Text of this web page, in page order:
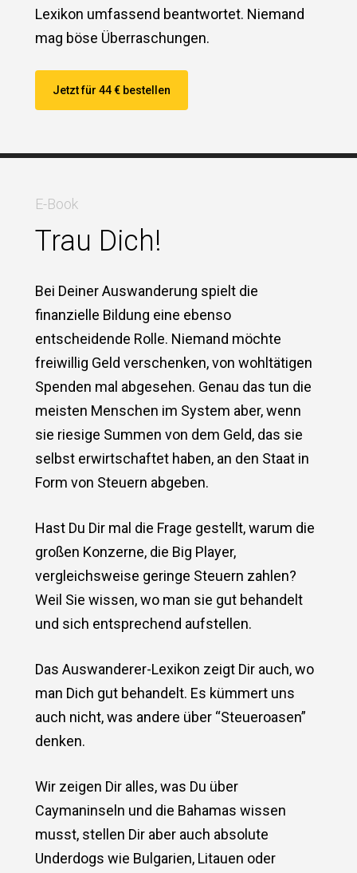
Lexikon umfassend beantwortet. Niemand
mag böse Überraschungen.
Jetzt für 44 € bestellen
E-Book
Trau Dich!
Bei Deiner Auswanderung spielt die
finanzielle Bildung eine ebenso
entscheidende Rolle. Niemand möchte
freiwillig Geld verschenken, von wohltätigen
Spenden mal abgesehen. Genau das tun die
meisten Menschen im System aber, wenn
sie riesige Summen von dem Geld, das sie
selbst erwirtschaftet haben, an den Staat in
Form von Steuern abgeben.
Hast Du Dir mal die Frage gestellt, warum die
großen Konzerne, die Big Player,
vergleichsweise geringe Steuern zahlen?
Weil Sie wissen, wo man sie gut behandelt
und sich entsprechend aufstellen.
Das Auswanderer-Lexikon zeigt Dir auch, wo
man Dich gut behandelt. Es kümmert uns
auch nicht, was andere über “Steueroasen”
denken.
Wir zeigen Dir alles, was Du über
Caymaninseln und die Bahamas wissen
musst, stellen Dir aber auch absolute
Underdogs wie Bulgarien, Litauen oder